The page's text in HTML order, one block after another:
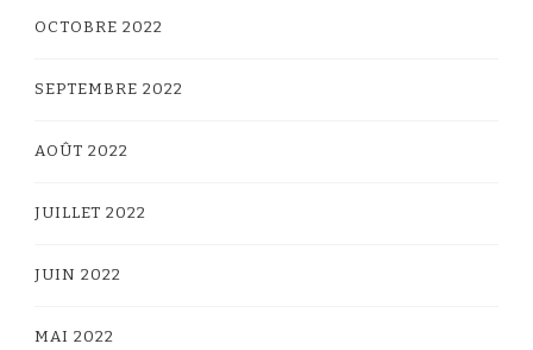
OCTOBRE 2022
SEPTEMBRE 2022
AOÛT 2022
JUILLET 2022
JUIN 2022
MAI 2022